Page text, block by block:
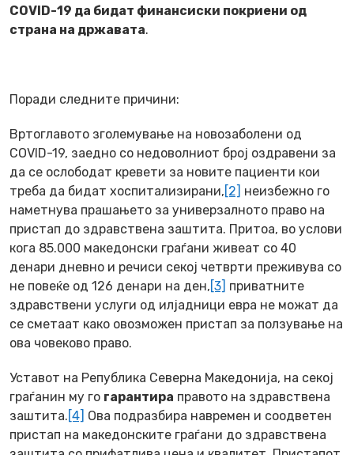
COVID-19 да бидат финансиски покриени од
страна на државата.
Поради следните причини:
Вртоглавото зголемување на новозаболени од
COVID-19, заедно со недоволниот број оздравени за
да се ослободат кревети за новите пациенти кои
треба да бидат хоспитализирани,[2] неизбежно го
наметнува прашањето за универзалното право на
пристап до здравствена заштита. Притоа, во услови
кога 85.000 македонски граѓани живеат со 40
денари дневно и речиси секој четврти преживува со
не повеќе од 126 денари на ден,[3] приватните
здравствени услуги од илјадници евра не можат да
се сметаат како овозможен пристап за ползување на
ова човеково право.
Уставот на Република Северна Македонија, на секој
граѓанин му го гарантира правото на здравствена
заштита.[4] Ова подразбира навремен и соодветен
пристап на македонските граѓани до здравствена